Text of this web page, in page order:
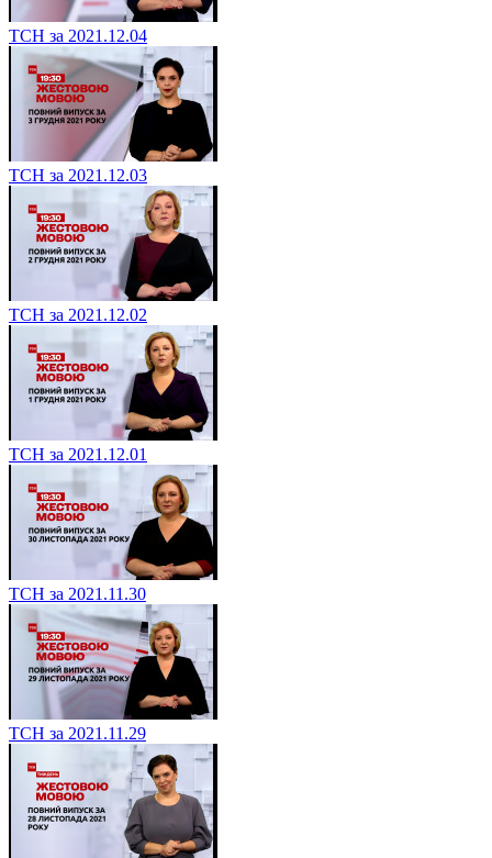
ТСН за 2021.12.04
ТСН за 2021.12.03
ТСН за 2021.12.02
ТСН за 2021.12.01
ТСН за 2021.11.30
ТСН за 2021.11.29